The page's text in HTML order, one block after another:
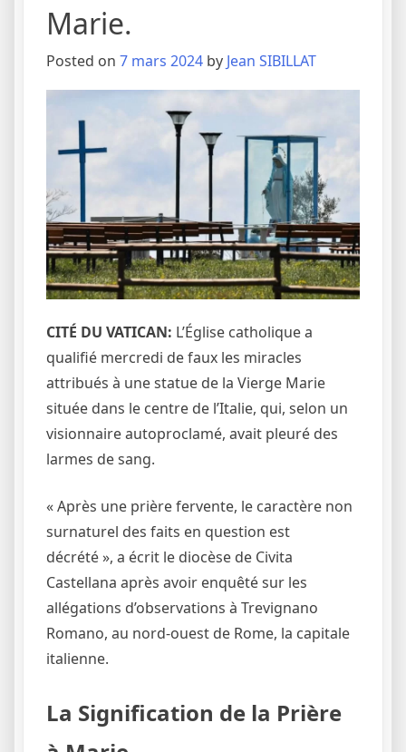
Marie.
Posted on 7 mars 2024 by Jean SIBILLAT
CITÉ DU VATICAN: L’Église catholique a
qualifié mercredi de faux les miracles
attribués à une statue de la Vierge Marie
située dans le centre de l’Italie, qui, selon un
visionnaire autoproclamé, avait pleuré des
larmes de sang.
« Après une prière fervente, le caractère non
surnaturel des faits en question est
décrété », a écrit le diocèse de Civita
Castellana après avoir enquêté sur les
allégations d’observations à Trevignano
Romano, au nord-ouest de Rome, la capitale
italienne.
La Signification de la Prière